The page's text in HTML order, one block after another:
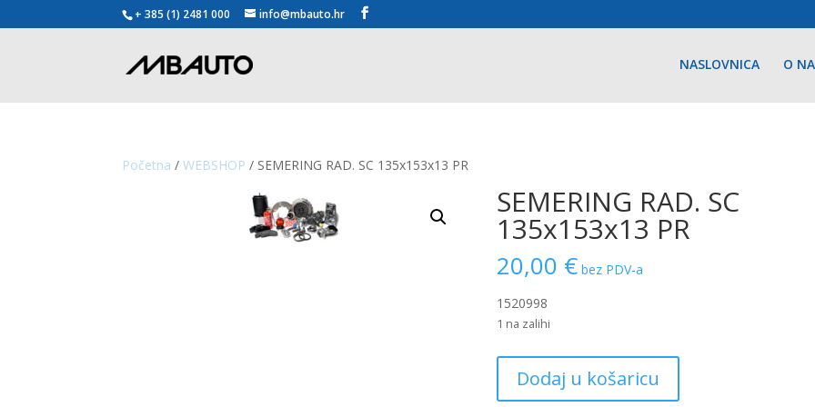
+ 385 (1) 2481 000 info@mbauto.hr
NASLOVNICA O
Početna /WEBSHOP / SEMERING RAD. SC 135x153x13 PR
SEMERING RAD. SC
135x153x13 PR
20,00 € bez PDV-a
1520998
1 na zalihi
RAD.Dodaj u košaricu